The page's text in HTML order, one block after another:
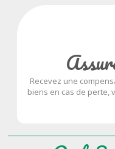
Recevez une
biens en cas de perte,